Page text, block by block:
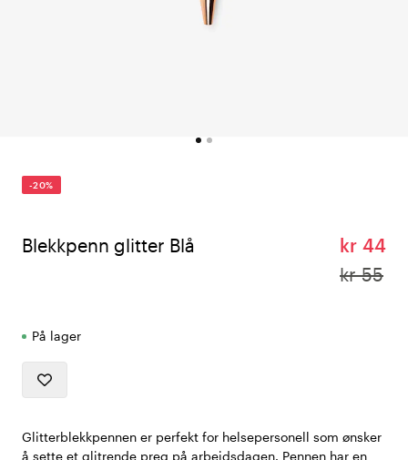
-20%
Blekkpenn glitter Blå
kr 44
kr 55
På lager
Glitterblekkpennen er perfekt for helsepersonell som ønsker
å sette et glitrende preg på arbeidsdagen. Pennen har en